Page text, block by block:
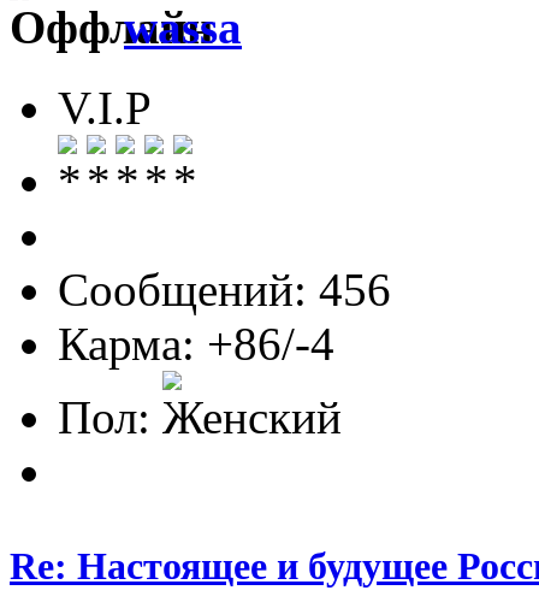
wassa
V.I.P
Сообщений: 456
Карма: +86/-4
Пол:
Re: Настоящее и будущее